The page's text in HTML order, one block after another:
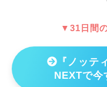
▼31日間
『ノッテ
NEXTで今